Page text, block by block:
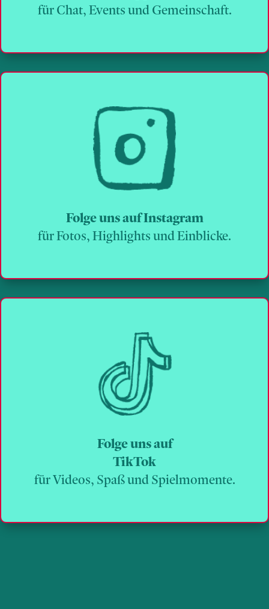
für Chat, Events und Gemeinschaft.
Folge uns auf Instagram
für Fotos, Highlights und Einblicke.
Folge uns auf
TikTok
für Videos, Spaß und Spielmomente.